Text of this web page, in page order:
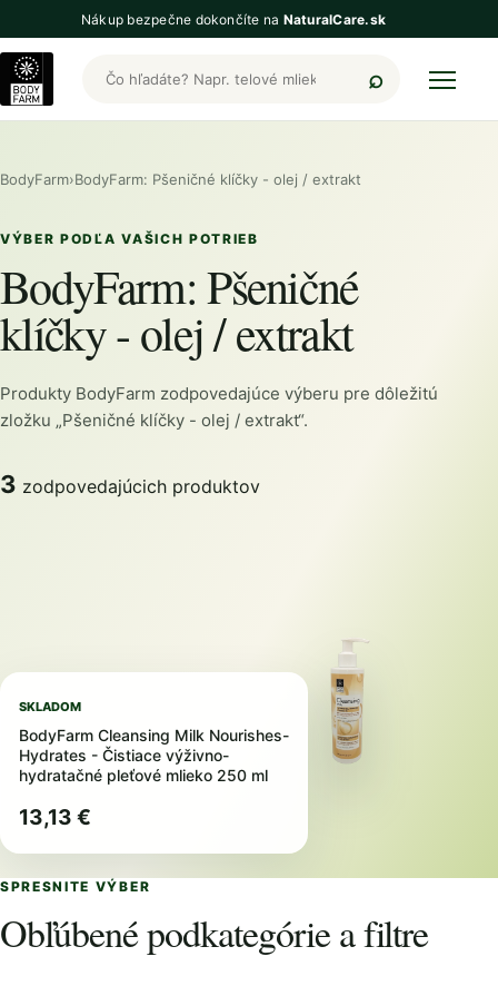
Nákup bezpečne dokončíte na NaturalCare.sk
Hľadať produkty BodyFarm
BodyFarm›BodyFarm: Pšeničné klíčky - olej / extrakt
VÝBER PODĽA VAŠICH POTRIEB
BodyFarm: Pšeničné
klíčky - olej / extrakt
Produkty BodyFarm zodpovedajúce výberu pre dôležitú
zložku „Pšeničné klíčky - olej / extrakt“.
3 zodpovedajúcich produktov
SKLADOM
BodyFarm Cleansing Milk Nourishes-
Hydrates - Čistiace výživno-
hydratačné pleťové mlieko 250 ml
13,13 €
SPRESNITE VÝBER
Obľúbené podkategórie a filtre